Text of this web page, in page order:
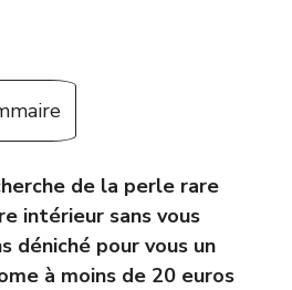
de la perle rare
intérieur sans vous
déniché pour vous un
à moins de 20 euros